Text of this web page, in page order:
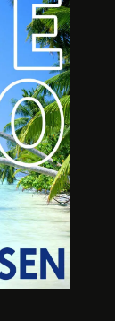
A3M –
Mit Krisen-